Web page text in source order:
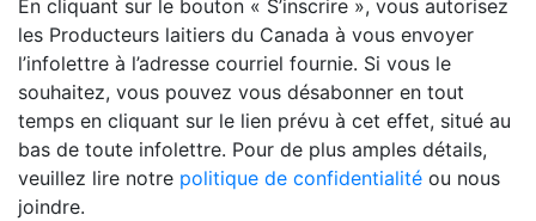
En cliquant sur le bouton « S’inscrire », vous autorisez
les Producteurs laitiers du Canada à vous envoyer
l’infolettre à l’adresse courriel fournie. Si vous le
souhaitez, vous pouvez vous désabonner en tout
temps en cliquant sur le lien prévu à cet effet, situé au
bas de toute infolettre. Pour de plus amples détails,
veuillez lire notre politique de confidentialité ou nous
joindre.